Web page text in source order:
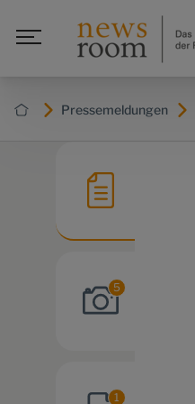
Pressemeldungen
5
1